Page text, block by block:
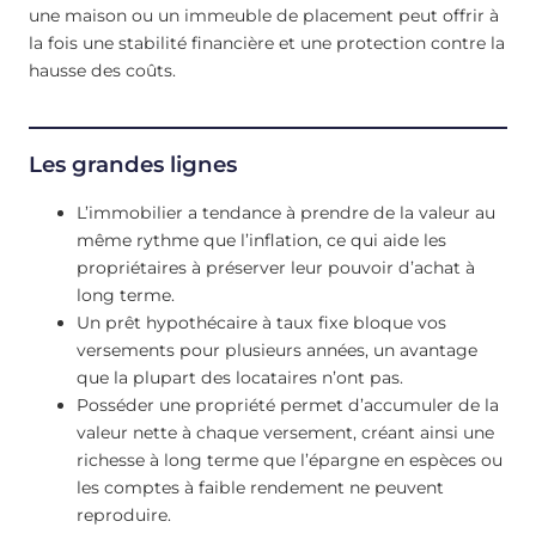
une maison ou un immeuble de placement peut offrir à
la fois une stabilité financière et une protection contre la
hausse des coûts.
Les grandes lignes
L’immobilier a tendance à prendre de la valeur au
même rythme que l’inflation, ce qui aide les
propriétaires à préserver leur pouvoir d’achat à
long terme.
Un prêt hypothécaire à taux fixe bloque vos
versements pour plusieurs années, un avantage
que la plupart des locataires n’ont pas.
Posséder une propriété permet d’accumuler de la
valeur nette à chaque versement, créant ainsi une
richesse à long terme que l’épargne en espèces ou
les comptes à faible rendement ne peuvent
reproduire.